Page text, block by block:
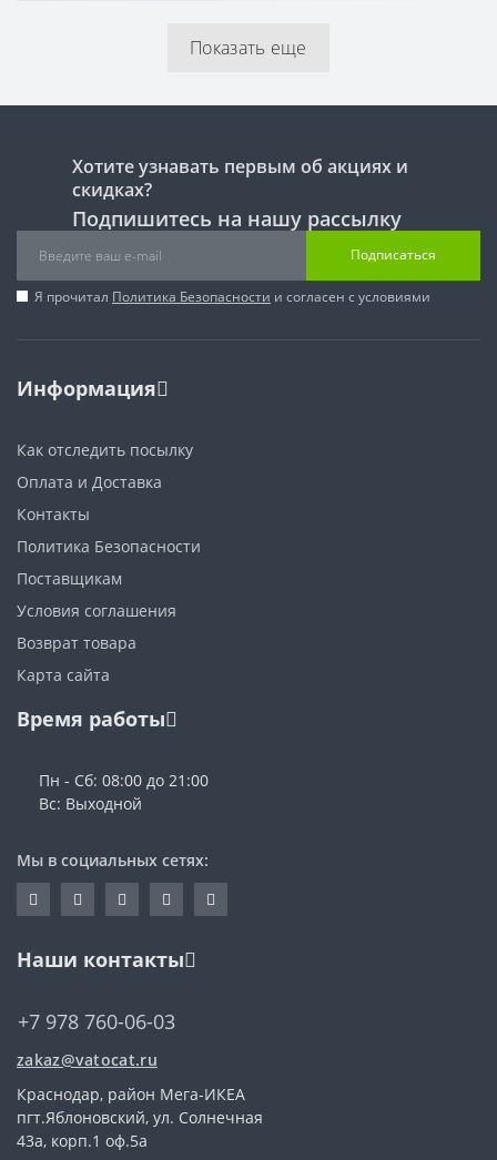
Показать еще
Хотите узнавать первым об акциях и
скидках?
Подпишитесь на нашу рассылку
Подписаться
Я прочитал Политика Безопасности и согласен с условиями
Информация
Как отследить посылку
Оплата и Доставка
Контакты
Политика Безопасности
Поставщикам
Условия соглашения
Возврат товара
Карта сайта
Время работы
Пн - Сб: 08:00 до 21:00
Вс: Выходной
Мы в социальных сетях:
Наши контакты
+7 978 760-06-03
zakaz@vatocat.ru
Краснодар, район Мега-ИКЕА
пгт.Яблоновский, ул. Солнечная
43а, корп.1 оф.5а